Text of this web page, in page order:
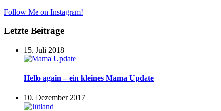
Follow Me on Instagram!
Letzte Beiträge
15. Juli 2018
Hello again – ein kleines Mama Update
10. Dezember 2017